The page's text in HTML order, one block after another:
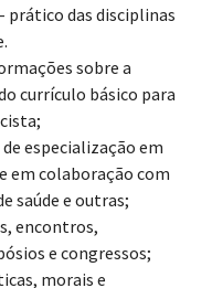
das disciplinas
sobre a
currículo básico para
especialização em
em colaboração com
saúde e outras;
encontros,
e congressos;
morais e